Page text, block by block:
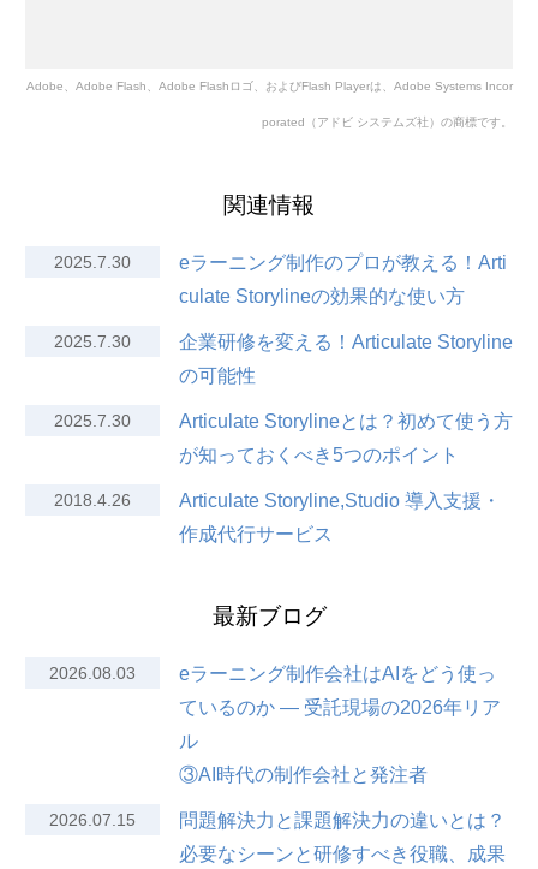
Adobe、Adobe Flash、Adobe Flashロゴ、およびFlash Playerは、Adobe Systems Incor
porated（アドビ システムズ社）の商標です。
関連情報
2025.7.30
eラーニング制作のプロが教える！Arti
culate Storylineの効果的な使い方
2025.7.30
企業研修を変える！Articulate Storyline
の可能性
2025.7.30
Articulate Storylineとは？初めて使う方
が知っておくべき5つのポイント
2018.4.26
Articulate Storyline,Studio 導入支援・
作成代行サービス
最新ブログ
2026.08.03
eラーニング制作会社はAIをどう使っ
ているのか — 受託現場の2026年リア
ル
③AI時代の制作会社と発注者
2026.07.15
問題解決力と課題解決力の違いとは？
必要なシーンと研修すべき役職、成果